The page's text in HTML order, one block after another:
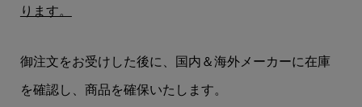
ります。
御注文をお受けした後に、国内＆海外メーカーに在庫
を確認し、商品を確保いたします。